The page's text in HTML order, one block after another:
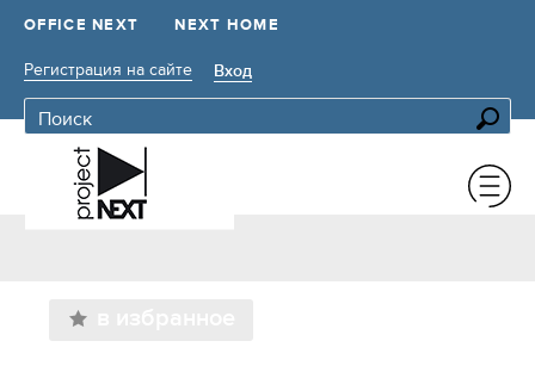
OFFICE NEXT NEXT HOME
Регистрация на сайте Вход